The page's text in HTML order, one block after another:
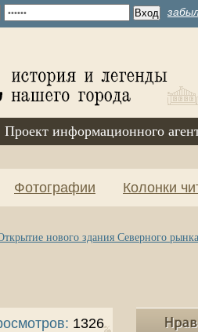
Проект информационного
Фотографии Колонки
нового здания Северного рынка
1326